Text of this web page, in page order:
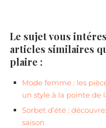
Le sujet vous
articles similaires
plaire :
Mode femme : les
un style à la pointe de
Sorbet d’été :
saison